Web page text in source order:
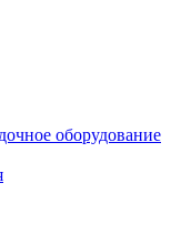
оборудование